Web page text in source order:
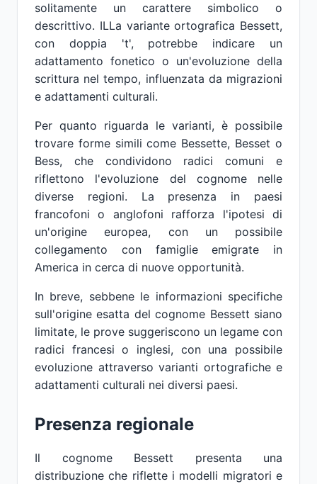
solitamente un carattere simbolico o
descrittivo. ILLa variante ortografica Bessett,
con doppia 't', potrebbe indicare un
adattamento fonetico o un'evoluzione della
scrittura nel tempo, influenzata da migrazioni
e adattamenti culturali.
Per quanto riguarda le varianti, è possibile
trovare forme simili come Bessette, Besset o
Bess, che condividono radici comuni e
riflettono l'evoluzione del cognome nelle
diverse regioni. La presenza in paesi
francofoni o anglofoni rafforza l'ipotesi di
un'origine europea, con un possibile
collegamento con famiglie emigrate in
America in cerca di nuove opportunità.
In breve, sebbene le informazioni specifiche
sull'origine esatta del cognome Bessett siano
limitate, le prove suggeriscono un legame con
radici francesi o inglesi, con una possibile
evoluzione attraverso varianti ortografiche e
adattamenti culturali nei diversi paesi.
Presenza regionale
Il cognome Bessett presenta una
distribuzione che riflette i modelli migratori e